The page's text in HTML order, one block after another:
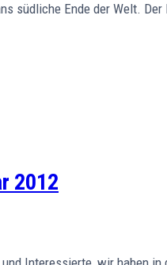
südliche Ende der Welt.
2012